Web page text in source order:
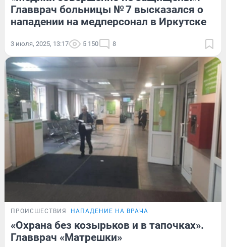
Главврач больницы № 7 высказался о
нападении на медперсонал в Иркутске
3 июля, 2025, 13:17 5 150 8
ПРОИСШЕСТВИЯ НАПАДЕНИЕ НА ВРАЧА
«Охрана без козырьков и в тапочках».
Главврач «Матрешки»